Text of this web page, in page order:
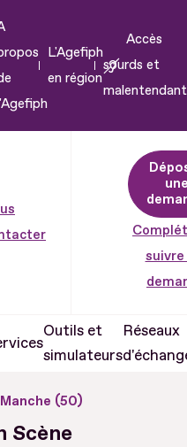
L'Agefiph
en région
Accès
sourds et
suivre
Outils et
simulateurs
Réseaux
Manche (50)
Scène